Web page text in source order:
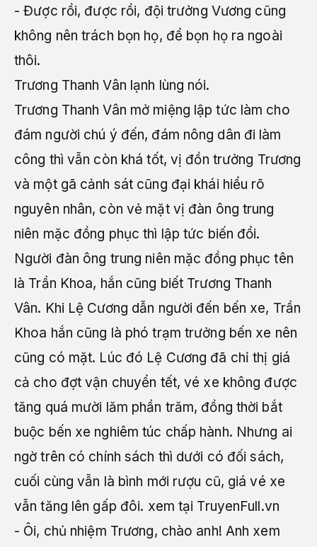
- Được rồi, được rồi, đội trưởng Vương cũng
không nên trách bọn họ, để bọn họ ra ngoài
thôi.
Trương Thanh Vân lạnh lùng nói.
Trương Thanh Vân mở miệng lập tức làm cho
đám người chú ý đến, đám nông dân đi làm
công thì vẫn còn khá tốt, vị đồn trưởng Trương
và một gã cảnh sát cũng đại khái hiểu rõ
nguyên nhân, còn vẻ mặt vị đàn ông trung
niên mặc đồng phục thì lập tức biến đổi.
Người đàn ông trung niên mặc đồng phục tên
là Trần Khoa, hắn cũng biết Trương Thanh
Vân. Khi Lệ Cương dẫn người đến bến xe, Trần
Khoa hắn cũng là phó trạm trưởng bến xe nên
cũng có mặt. Lúc đó Lệ Cương đã chỉ thị giá
cả cho đợt vận chuyển tết, vé xe không được
tăng quá mười lăm phần trăm, đồng thời bắt
buộc bến xe nghiêm túc chấp hành. Nhưng ai
ngờ trên có chính sách thì dưới có đối sách,
cuối cùng vẫn là bình mới rượu cũ, giá vé xe
vẫn tăng lên gấp đôi. xem tại TruyenFull.vn
- Ôi, chủ nhiệm Trương, chào anh! Anh xem